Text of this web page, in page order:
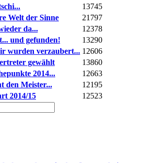
13745
Welt der Sinne
21797
da...
12378
und gefunden!
13290
wurden verzaubert... 12606
gewählt
13860
2014...
12663
den Meister...
12195
2014/15
12523